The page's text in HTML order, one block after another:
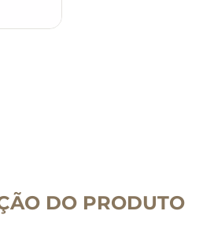
DO PRODUTO